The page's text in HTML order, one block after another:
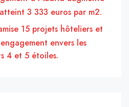
3 333 euros par m2.
15 projets hôteliers et
envers les
4 et 5 étoiles.